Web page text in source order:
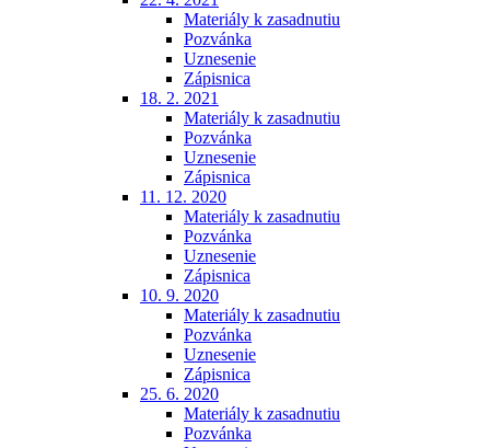
Materiály k zasadnutiu
Pozvánka
Uznesenie
Zápisnica
18. 2. 2021
Materiály k zasadnutiu
Pozvánka
Uznesenie
Zápisnica
11. 12. 2020
Materiály k zasadnutiu
Pozvánka
Uznesenie
Zápisnica
10. 9. 2020
Materiály k zasadnutiu
Pozvánka
Uznesenie
Zápisnica
25. 6. 2020
Materiály k zasadnutiu
Pozvánka